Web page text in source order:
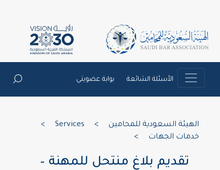
الأسئلة الشائعة بوابة عضويتي
الهيئة السعودية للمحامين
خدمات الجهات
تقديم بلاغ منتحل للمهنة –